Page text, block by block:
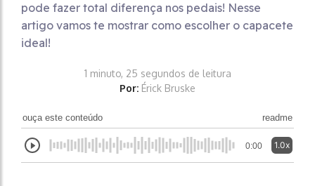
pode fazer total diferença nos pedais! Nesse
artigo vamos te mostrar como escolher o capacete
ideal!
1 minuto, 25 segundos de leitura
Por: Érick Bruske
ouça este conteúdo readme
0:00 1.0x